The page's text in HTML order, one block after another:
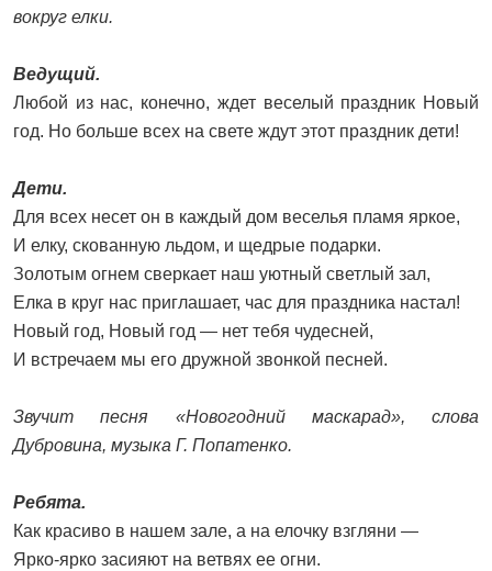
вокруг елки.
Ведущий.
Любой из нас, конечно, ждет веселый праздник Новый
год. Но больше всех на свете ждут этот праздник дети!
Дети.
Для всех несет он в каждый дом веселья пламя яркое,
И елку, скованную льдом, и щедрые подарки.
Золотым огнем сверкает наш уютный светлый зал,
Елка в круг нас приглашает, час для праздника настал!
Новый год, Новый год — нет тебя чудесней,
И встречаем мы его дружной звонкой песней.
Звучит песня «Новогодний маскарад», слова
Дубровина, музыка Г. Попатенко.
Ребята.
Как красиво в нашем зале, а на елочку взгляни —
Ярко-ярко засияют на ветвях ее огни.